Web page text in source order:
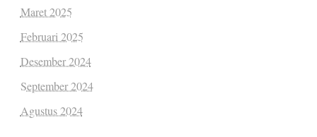
Maret 2025
Februari 2025
Desember 2024
September 2024
Agustus 2024